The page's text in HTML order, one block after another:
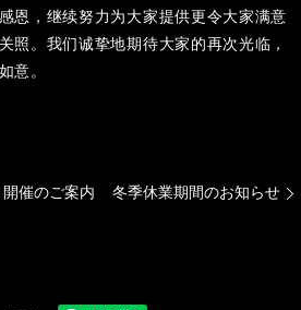
恩，继续努力为大家提供更令大家满意
照。我们诚挚地期待大家的再次光临，
意。
開催のご案内 冬季休業期間のお知らせ